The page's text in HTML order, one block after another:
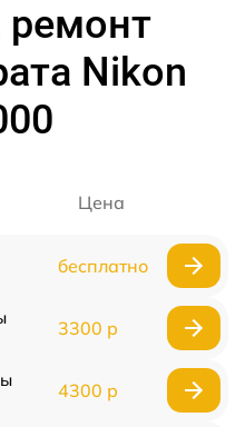
Nikon
Цена
бесплатно
3300 р
4300 р